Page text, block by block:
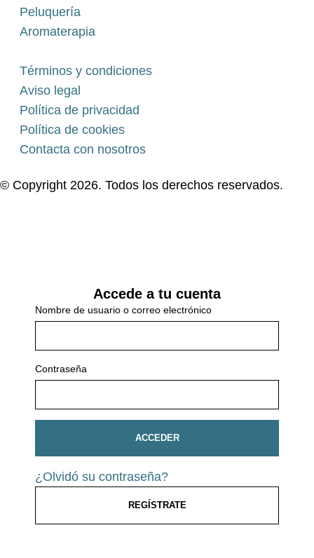
Peluquería
Aromaterapia
Términos y condiciones
Aviso legal
Política de privacidad
Política de cookies
Contacta con nosotros
© Copyright 2026. Todos los derechos reservados.
Accede a tu cuenta
Nombre de usuario o correo electrónico
Contraseña
ACCEDER
¿Olvidó su contraseña?
REGÍSTRATE